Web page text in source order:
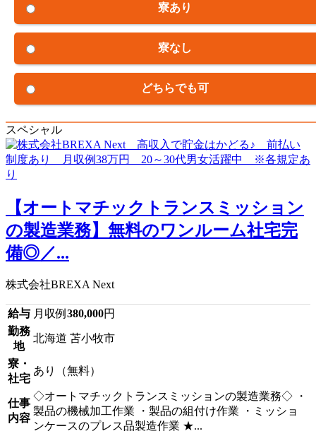
寮あり
寮なし
どちらでも可
スペシャル
【オートマチックトランスミッション
の製造業務】無料のワンルーム社宅完
備◎／...
株式会社BREXA Next
給与 月収例 380,000円
勤務
地
北海道 苫小牧市
寮・
社宅
あり（無料）
仕事
内容
◇オートマチックトランスミッションの製造業務◇ ・
製品の機械加工作業 ・製品の組付け作業 ・ミッショ
ンケースのプレス品製造作業 ★...